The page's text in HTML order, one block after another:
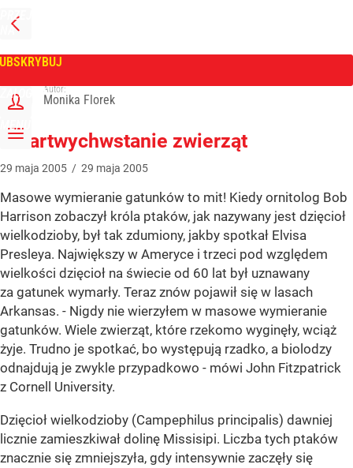
PRZEJDŹ
NA
GŁÓWNĄ
ZALOGUJ
MENU
Tygodnik Wprost
Autor:
Monika Florek
Zmartwychwstanie zwierząt
29 maja 2005 / 29 maja 2005
Masowe wymieranie gatunków to mit! Kiedy ornitolog Bob
Harrison zobaczył króla ptaków, jak nazywany jest dzięcioł
wielkodzioby, był tak zdumiony, jakby spotkał Elvisa
Presleya. Największy w Ameryce i trzeci pod względem
wielkości dzięcioł na świecie od 60 lat był uznawany
za gatunek wymarły. Teraz znów pojawił się w lasach
Arkansas. - Nigdy nie wierzyłem w masowe wymieranie
gatunków. Wiele zwierząt, które rzekomo wyginęły, wciąż
żyje. Trudno je spotkać, bo występują rzadko, a biolodzy
odnajdują je zwykle przypadkowo - mówi John Fitzpatrick
z Cornell University.
Dzięcioł wielkodzioby (Campephilus principalis) dawniej
licznie zamieszkiwał dolinę Missisipi. Liczba tych ptaków
znacznie się zmniejszyła, gdy intensywnie zaczęły się